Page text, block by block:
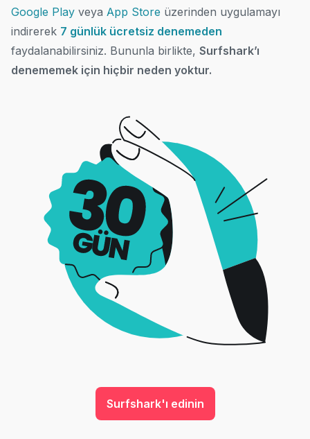
Google Playveya App Store üzerinden uygulamayı
indirerek 7 günlük ücretsiz denemeden
faydalanabilirsiniz. Bununla birlikte, Surfshark’ı
denememek için hiçbir neden yoktur.
Surfshark'ı edinin